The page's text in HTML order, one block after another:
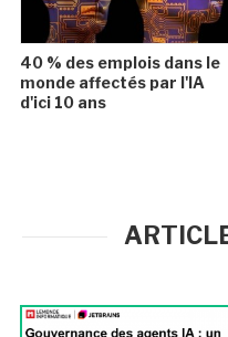
40 % des emplois dans le
monde affectés par l'IA
d'ici 10 ans